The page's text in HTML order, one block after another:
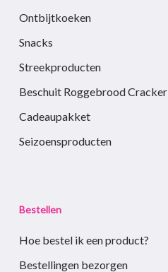
Ontbijtkoeken
Snacks
Streekproducten
Beschuit Roggebrood Cracker
Cadeaupakket
Seizoensproducten
Bestellen
Hoe bestel ik een product?
Bestellingen bezorgen